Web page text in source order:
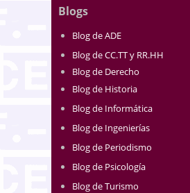
Blogs
Blog de ADE
Blog de CC.TT y RR.HH
Blog de Derecho
Blog de Historia
Blog de Informática
Blog de Ingenierías
Blog de Periodismo
Blog de Psicología
Blog de Turismo